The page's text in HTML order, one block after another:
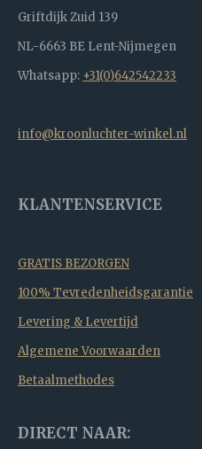
Griftdijk Zuid 139
NL-6663 BE Lent-Nijmegen
Whatsapp: +31(0)642542233
info@kroonluchter-winkel.nl
KLANTENSERVICE
GRATIS BEZORGEN
100% Tevredenheidsgarantie
Levering & Levertijd
Algemene Voorwaarden
Betaalmethodes
DIRECT NAAR: